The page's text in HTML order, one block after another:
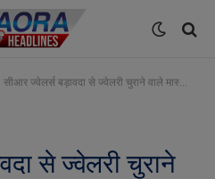
सीआर ज्वेलर्स बड़ावदा से ज्वेलरी चुराने वाले मास्टर माईंड सहित 5 आरोपी गिरफ्तार, 2 लाख की ज्वेलरी की बरामद
से ज्वेलरी चुराने